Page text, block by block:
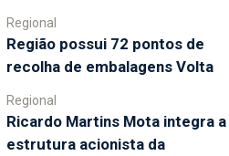
Regional
Região possui 72 pontos de
recolha de embalagens Volta
Regional
Ricardo Martins Mota integra a
estrutura acionista da